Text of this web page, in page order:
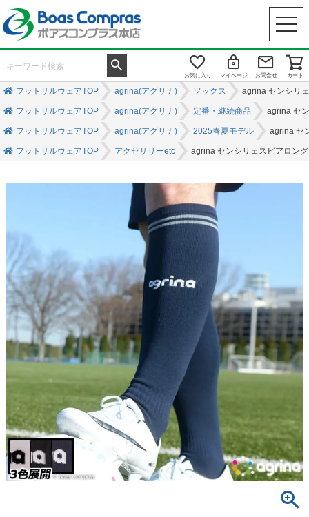
お気に入り マイページ お問合せ カート
フットサルウェアTOP agrina(アグリナ) ソックス agrina センシリ
フットサルウェアTOP agrina(アグリナ) 定番・継続商品 agrina セ
フットサルウェアTOP agrina(アグリナ) 2025春夏モデル agrina セ
フットサルウェアTOP アクセサリーetc agrina センシリェスビアロン